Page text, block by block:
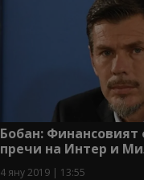
Бобан:
пречи на Интер и
4 яну 2019 | 13:55